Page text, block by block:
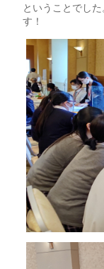
ということでし
す！